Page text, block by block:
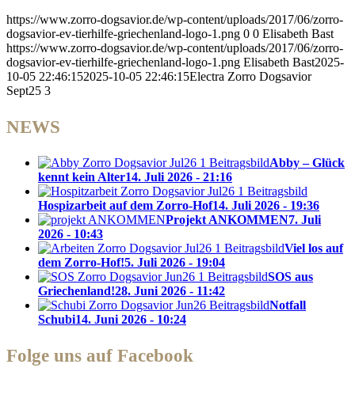
https://www.zorro-dogsavior.de/wp-content/uploads/2017/06/zorro-
dogsavior-ev-tierhilfe-griechenland-logo-1.png 0 0 Elisabeth Bast
https://www.zorro-dogsavior.de/wp-content/uploads/2017/06/zorro-
dogsavior-ev-tierhilfe-griechenland-logo-1.png Elisabeth Bast2025-
10-05 22:46:152025-10-05 22:46:15Electra Zorro Dogsavior
Sept25 3
NEWS
Abby – Glück
kennt kein Alter14. Juli 2026 - 21:16
Hospizarbeit auf dem Zorro-Hof14. Juli 2026 - 19:36
Projekt ANKOMMEN7. Juli
2026 - 10:43
Viel los auf
dem Zorro-Hof!5. Juli 2026 - 19:04
SOS aus
Griechenland!28. Juni 2026 - 11:42
Notfall
Schubi14. Juni 2026 - 10:24
Folge uns auf Facebook